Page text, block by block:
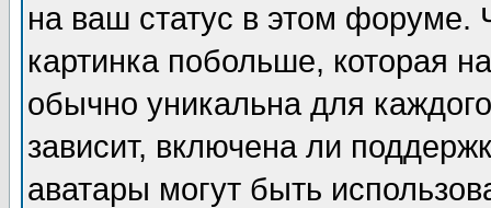
на ваш статус в этом форуме.
картинка побольше, которая
обычно уникальна для
зависит, включена ли
аватары могут быть